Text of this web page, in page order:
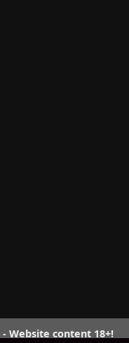
- Website content 18+!